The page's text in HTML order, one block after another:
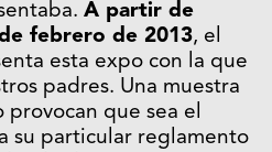
A partir de
febrero de 2013, el
esta expo con la que
padres. Una muestra
que sea el
su particular reglamento